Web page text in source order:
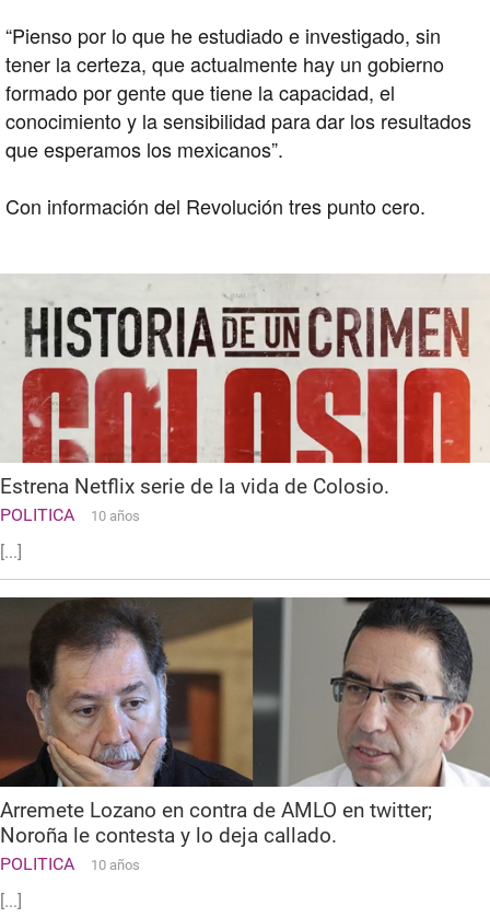
“Pienso por lo que he estudiado e investigado, sin
tener la certeza, que actualmente hay un gobierno
formado por gente que tiene la capacidad, el
conocimiento y la sensibilidad para dar los resultados
que esperamos los mexicanos”.
Con información del Revolución tres punto cero.
Estrena Netflix serie de la vida de Colosio.
POLITICA 10 años
[...]
Arremete Lozano en contra de AMLO en twitter;
Noroña le contesta y lo deja callado.
POLITICA 10 años
[...]